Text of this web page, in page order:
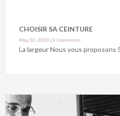
CHOISIR SA CEINTURE
May 26, 2020 | 0 Comments
La largeur Nous vous proposons